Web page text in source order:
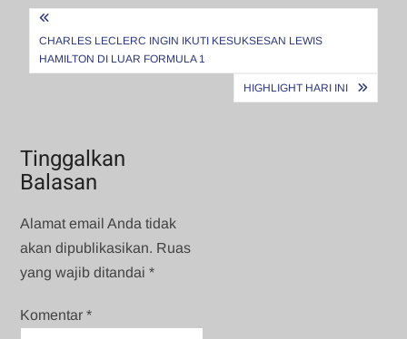
Navigasi
pos
CHARLES LECLERC INGIN IKUTI KESUKSESAN LEWIS
HAMILTON DI LUAR FORMULA 1
HIGHLIGHT HARI INI
Tinggalkan
Balasan
Alamat email Anda tidak
akan dipublikasikan. Ruas
yang wajib ditandai*
Komentar*